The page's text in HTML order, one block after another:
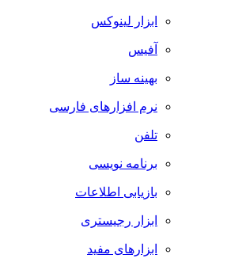
ابزار لینوکس
آفیس
بهینه ساز
نرم افزارهای فارسی
تلفن
برنامه نویسی
بازیابی اطلاعات
ابزار رجیستری
ابزارهای مفید